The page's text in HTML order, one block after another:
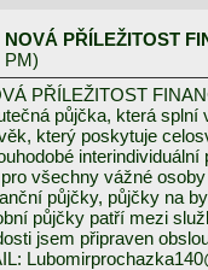
NOVÁ PŘÍLEŽITOST
PM)
PŘÍLEŽITOST
půjčka, která
který poskytuje
všechny vážné
půjčky, půjčky na
půjčky patří mezi
jsem připraven